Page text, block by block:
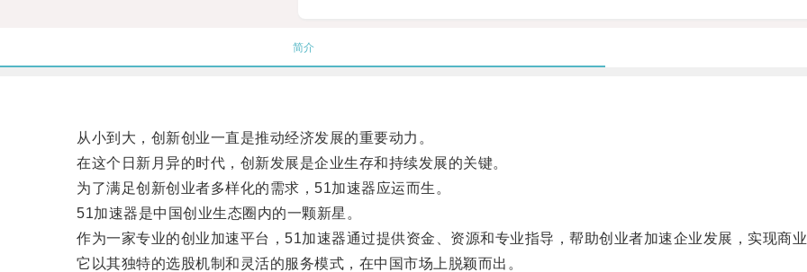
简介
从小到大，创新创业一直是推动经济发展的重要动力。
在这个日新月异的时代，创新发展是企业生存和持续发展的关键。
为了满足创新创业者多样化的需求，51加速器应运而生。
51加速器是中国创业生态圈内的一颗新星。
作为一家专业的创业加速平台，51加速器通过提供资金、资源和专业指导，帮助创业者加速企业发展，实现商业
它以其独特的选股机制和灵活的服务模式，在中国市场上脱颖而出。